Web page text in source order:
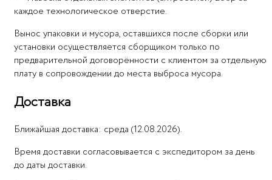
каждое технологическое отверстие.
Вынос упаковки и мусора, оставшихся после сборки или
установки осуществляется сборщиком только по
предварительной договорённости с клиентом за отдельную
плату в сопровождении до места выброса мусора.
Доставка
Ближайшая доставка: среда (12.08.2026).
Время доставки согласовывается с экспедитором за день
до даты доставки.